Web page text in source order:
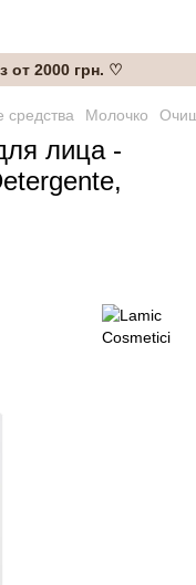
от 2000 грн. ♡
Молочко
лица -